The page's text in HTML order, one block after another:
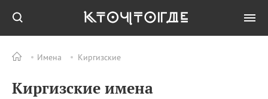
Имена Киргизские
Киргизские имена
06.08